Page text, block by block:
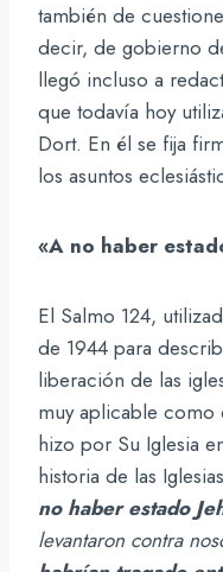
también de
decir, de gobierno
llegó incluso a
que todavía hoy
Dort. En él se fija
los asuntos
«A no haber
El Salmo 124,
de 1944 para
liberación de las
muy aplicable
hizo por Su Iglesia
historia de las
no haber estado
levantaron contra